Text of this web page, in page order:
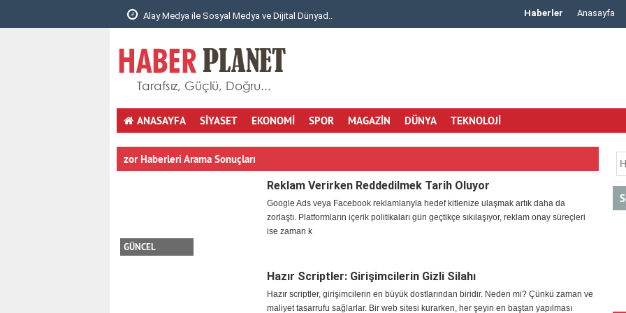
1990’dan Günümüze Akrilik Çözümlerde Güvenili.. Arisar Otomotiv ile Aracınıza Uygun Klima Rad..
Haberler Anasayfa
ANASAYFA SİYASET EKONOMİ SPOR MAGAZİN DÜNYA TEKNOLOJİ
zor Haberleri Arama Sonuçları
GÜNCEL
Reklam Verirken Reddedilmek Tarih Oluyor
Google Ads veya Facebook reklamlarıyla hedef kitlenize ulaşmak artık daha da
zorlaştı. Platformların içerik politikaları gün geçtikçe sıkılaşıyor, reklam onay süreçleri
ise zaman k
Hazır Scriptler: Girişimcilerin Gizli Silahı
Hazır scriptler, girişimcilerin en büyük dostlarından biridir. Neden mi? Çünkü zaman ve
maliyet tasarrufu sağlarlar. Bir web sitesi kurarken, her şeyin en baştan yapılması